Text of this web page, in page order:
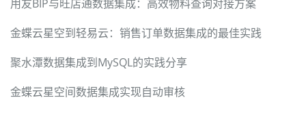
用友BIP与旺店通数据集成：高效物料查询对接方案
金蝶云星空到轻易云：销售订单数据集成的最佳实践
聚水潭数据集成到MySQL的实践分享
金蝶云星空间数据集成实现自动审核